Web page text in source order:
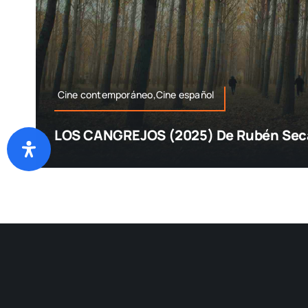
Cine contemporáneo,Cine español
LOS CANGREJOS (2025) De Rubén